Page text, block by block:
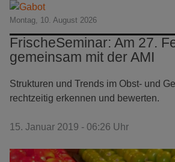
Montag, 10. August 2026
FrischeSeminar: Am 27.
gemeinsam mit der AMI
Strukturen und Trends im Obst- und
rechtzeitig erkennen und bewerten.
15. Januar 2019 - 06:26 Uhr